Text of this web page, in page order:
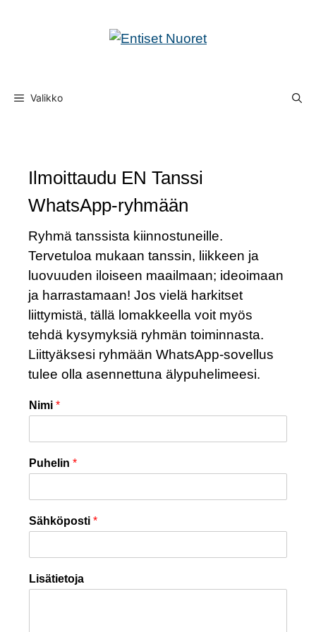
Valikko
Ilmoittaudu EN Tanssi
WhatsApp-ryhmään
Ryhmä tanssista kiinnostuneille.
Tervetuloa mukaan tanssin, liikkeen ja
luovuuden iloiseen maailmaan; ideoimaan
ja harrastamaan! Jos vielä harkitset
liittymistä, tällä lomakkeella voit myös
tehdä kysymyksiä ryhmän toiminnasta.
Liittyäksesi ryhmään WhatsApp-sovellus
tulee olla asennettuna älypuhelimeesi.
Nimi *
Puhelin *
Sähköposti *
Lisätietoja